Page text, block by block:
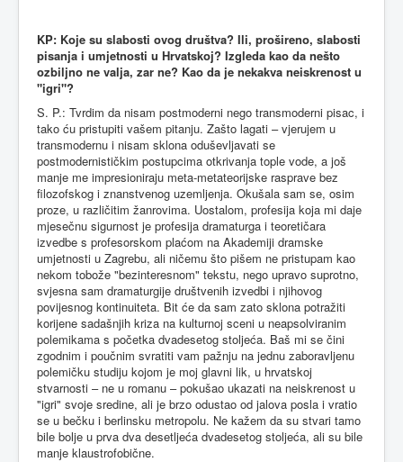
KP: Koje su slabosti ovog društva? Ili, prošireno, slabosti
pisanja i umjetnosti u Hrvatskoj? Izgleda kao da nešto
ozbiljno ne valja, zar ne? Kao da je nekakva neiskrenost u
"igri"?
S. P.: Tvrdim da nisam postmoderni nego transmoderni pisac, i
tako ću pristupiti vašem pitanju. Zašto lagati – vjerujem u
transmodernu i nisam sklona oduševljavati se
postmodernističkim postupcima otkrivanja tople vode, a još
manje me impresioniraju meta-metateorijske rasprave bez
filozofskog i znanstvenog uzemljenja. Okušala sam se, osim
proze, u različitim žanrovima. Uostalom, profesija koja mi daje
mjesečnu sigurnost je profesija dramaturga i teoretičara
izvedbe s profesorskom plaćom na Akademiji dramske
umjetnosti u Zagrebu, ali ničemu što pišem ne pristupam kao
nekom tobože "bezinteresnom" tekstu, nego upravo suprotno,
svjesna sam dramaturgije društvenih izvedbi i njihovog
povijesnog kontinuiteta. Bit će da sam zato sklona potražiti
korijene sadašnjih kriza na kulturnoj sceni u neapsolviranim
polemikama s početka dvadesetog stoljeća. Baš mi se čini
zgodnim i poučnim svratiti vam pažnju na jednu zaboravljenu
polemičku studiju kojom je moj glavni lik, u hrvatskoj
stvarnosti – ne u romanu – pokušao ukazati na neiskrenost u
"igri" svoje sredine, ali je brzo odustao od jalova posla i vratio
se u bečku i berlinsku metropolu. Ne kažem da su stvari tamo
bile bolje u prva dva desetljeća dvadesetog stoljeća, ali su bile
manje klaustrofobične.